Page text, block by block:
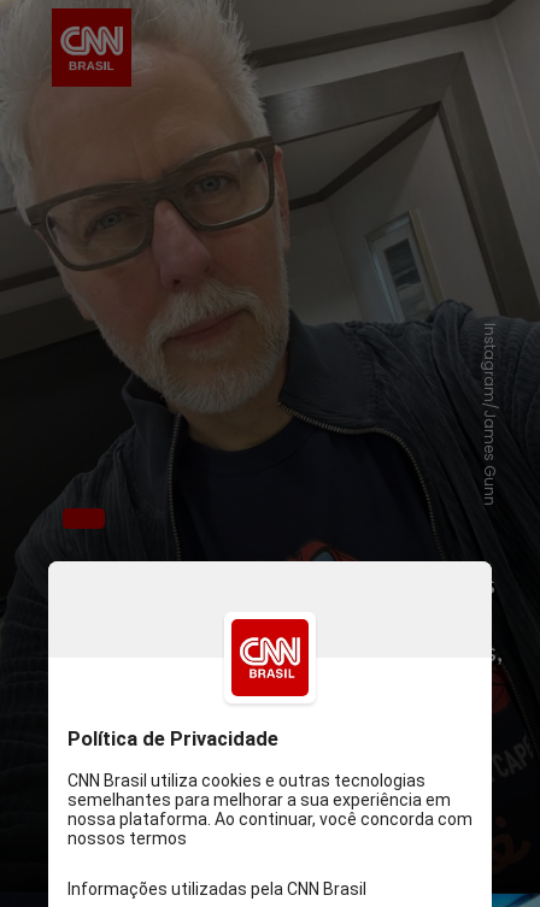
Responsável por dirigir os três filmes
da franquia antes de ser demitido da
Marvel, hoje ele é CEO da DC Studios,
estúdio concorrente
Instagram/James Gunn